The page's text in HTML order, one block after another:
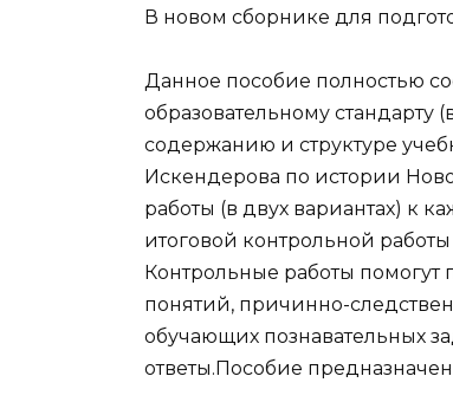
В новом сборнике для
Данное пособие полностью
образовательному стандарту
содержанию и структуре
Искендерова по истории
работы (в двух вариантах) к
итоговой контрольной
Контрольные работы помогут
понятий, причинно-
обучающих познавательных
ответы.Пособие